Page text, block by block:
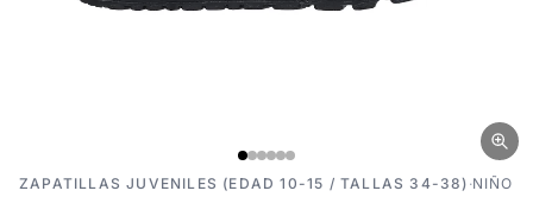
ZAPATILLAS JUVENILES (EDAD 10-15 / TALLAS 34-38) ·NIÑO